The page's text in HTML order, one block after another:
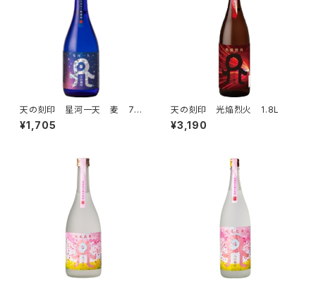
天の刻印 星河一天 麦 72
0ml
¥1,705
天の刻印 光焔烈火 1.8L
¥3,190